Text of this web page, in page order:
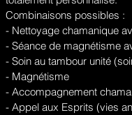
Combinaisons possibles :
- Nettoyage chamanique
- Séance de magnétisme
- Soin au tambour unité
- Magnétisme
- Accompagnement
- Appel aux Esprits (vies